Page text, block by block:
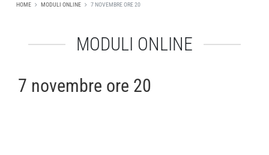
HOME MODULI ONLINE 7 NOVEMBRE ORE 20
MODULI ONLINE
7 novembre ore 20